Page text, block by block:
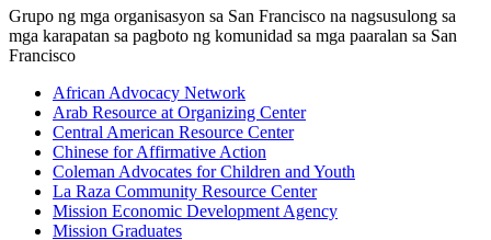
Grupo ng mga organisasyon sa San Francisco na nagsusulong sa
mga karapatan sa pagboto ng komunidad sa mga paaralan sa San
Francisco
African Advocacy Network
Arab Resource at Organizing Center
Central American Resource Center
Chinese for Affirmative Action
Coleman Advocates for Children and Youth
La Raza Community Resource Center
Mission Economic Development Agency
Mission Graduates